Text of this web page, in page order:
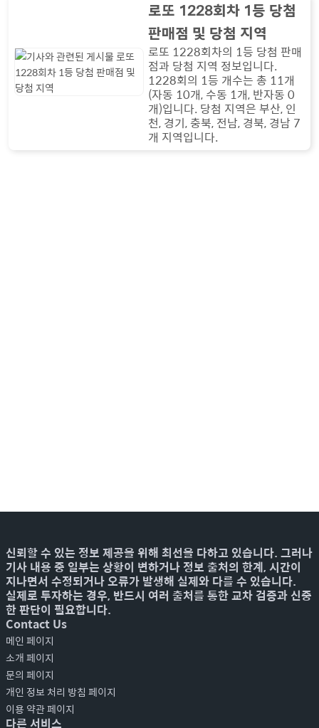
로또 1228회차 1등 당첨
판매점 및 당첨 지역
로또 1228회차의 1등 당첨 판매
점과 당첨 지역 정보입니다.
1228회의 1등 개수는 총 11개
(자동 10개, 수동 1개, 반자동 0
개)입니다. 당첨 지역은 부산, 인
천, 경기, 충북, 전남, 경북, 경남 7
개 지역입니다.
신뢰할 수 있는 정보 제공을 위해 최선을 다하고 있습니다. 그러나
기사 내용 중 일부는 상황이 변하거나 정보 출처의 한계, 시간이
지나면서 수정되거나 오류가 발생해 실제와 다를 수 있습니다.
실제로 투자하는 경우, 반드시 여러 출처를 통한 교차 검증과 신중
한 판단이 필요합니다.
Contact Us
메인 페이지
소개 페이지
문의 페이지
개인 정보 처리 방침 페이지
이용 약관 페이지
다른 서비스